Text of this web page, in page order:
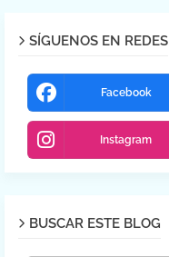
SÍGUENOS EN REDES
Facebook
Instagram
BUSCAR ESTE BLOG